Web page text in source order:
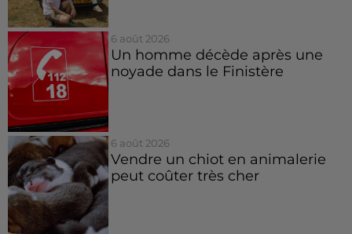
6 août 2026
Un homme décède après une
noyade dans le Finistère
6 août 2026
Vendre un chiot en animalerie
peut coûter très cher